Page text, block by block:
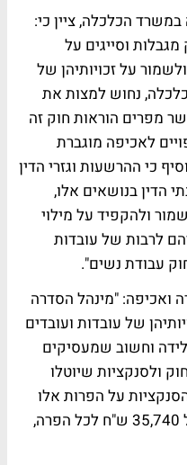
הכלכלה, ציין כי:
וסייגים על
על זכויותיהן של
נחוש למצות את
מפרים הוראות חוק זה
לאכיפה מוגברת
כי ההרשעות וגזרי הדין
הדין בנושאים אלו,
ולהקפיד על מילוי
לרבות של עובדות
עבודת נשים".
ואכיפה: "מינהל הסדרה
של עובדות ועובדים
וחשוב שמעסיקים
ולסנקציות שיוטלו
על הפרות אלו
נעות בין עיצום כספי עד גובה של 35,740 ש"ח לכל הפרה,